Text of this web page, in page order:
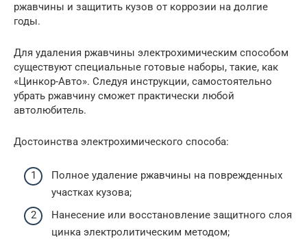
ржавчины и защитить кузов от коррозии на долгие
годы.
Для удаления ржавчины электрохимическим способом
существуют специальные готовые наборы, такие, как
«Цинкор-Авто». Следуя инструкции, самостоятельно
убрать ржавчину сможет практически любой
автолюбитель.
Достоинства электрохимического способа:
Полное удаление ржавчины на поврежденных
участках кузова;
Нанесение или восстановление защитного слоя
цинка электролитическим методом;